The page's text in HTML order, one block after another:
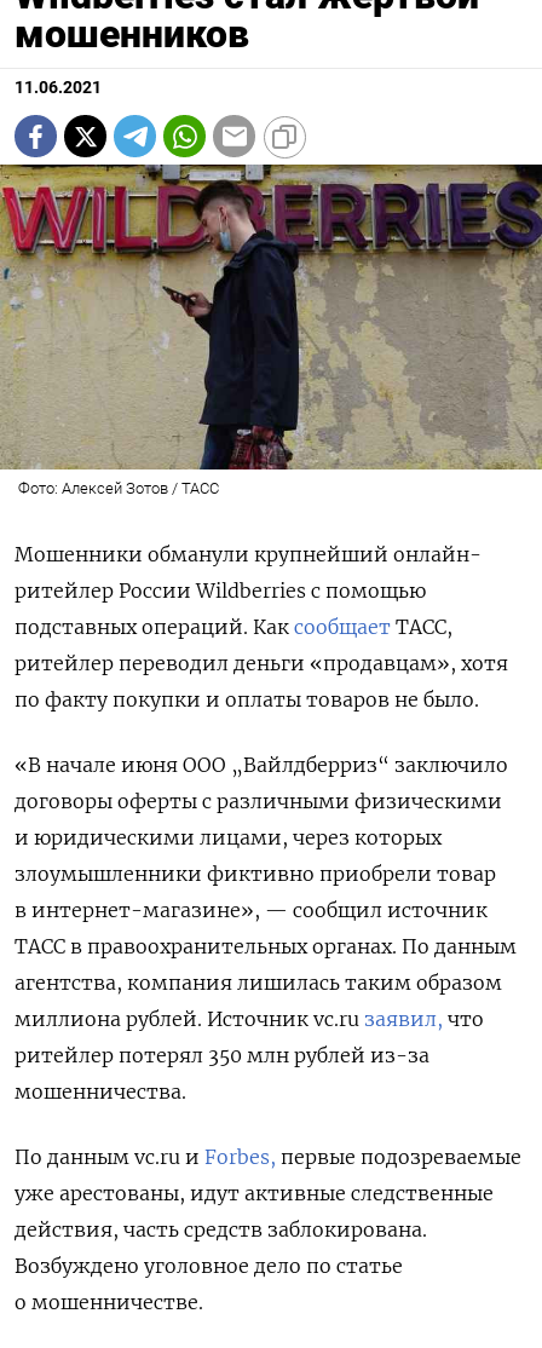
мошенников
11.06.2021
Фото: Алексей Зотов / ТАСС
Мошенники обманули крупнейший онлайн-
ритейлер России Wildberries с помощью
подставных операций. Как сообщает ТАСС,
ритейлер переводил деньги «продавцам», хотя
по факту покупки и оплаты товаров не было.
«В начале июня ООО „Вайлдберриз“ заключило
договоры оферты с различными физическими
и юридическими лицами, через которых
злоумышленники фиктивно приобрели товар
в интернет-магазине», — сообщил источник
ТАСС в правоохранительных органах. По данным
агентства, компания лишилась таким образом
миллиона рублей. Источник vc.ru заявил, что
ритейлер потерял 350 млн рублей из-за
мошенничества.
По данным vc.ru и Forbes, первые подозреваемые
уже арестованы, идут активные следственные
действия, часть средств заблокирована.
Возбуждено уголовное дело по статье
о мошенничестве.